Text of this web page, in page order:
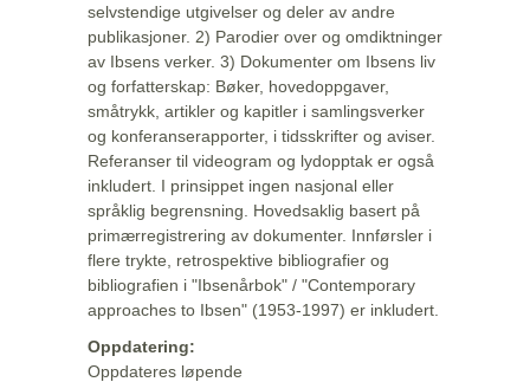
selvstendige utgivelser og deler av andre
publikasjoner. 2) Parodier over og omdiktninger
av Ibsens verker. 3) Dokumenter om Ibsens liv
og forfatterskap: Bøker, hovedoppgaver,
småtrykk, artikler og kapitler i samlingsverker
og konferanserapporter, i tidsskrifter og aviser.
Referanser til videogram og lydopptak er også
inkludert. I prinsippet ingen nasjonal eller
språklig begrensning. Hovedsaklig basert på
primærregistrering av dokumenter. Innførsler i
flere trykte, retrospektive bibliografier og
bibliografien i "Ibsenårbok" / "Contemporary
approaches to Ibsen" (1953-1997) er inkludert.
Oppdatering:
Oppdateres løpende